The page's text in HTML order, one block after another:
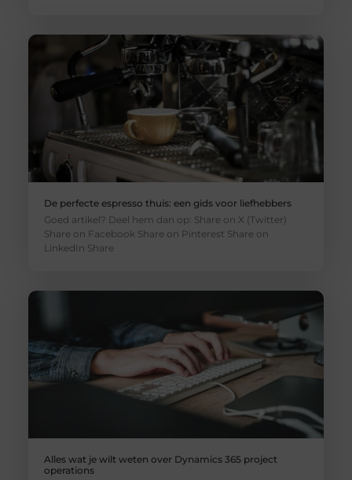
De perfecte espresso thuis: een gids voor liefhebbers
Goed artikel? Deel hem dan op: Share on X (Twitter)
Share on Facebook Share on Pinterest Share on
LinkedIn Share
Alles wat je wilt weten over Dynamics 365 project
operations